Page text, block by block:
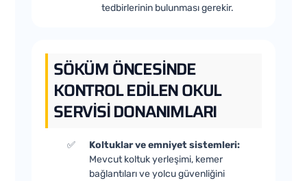
tedbirlerinin bulunması gerekir.
SÖKÜM ÖNCESINDE
KONTROL EDILEN OKUL
SERVISI DONANIMLARI
Koltuklar ve emniyet sistemleri:
Mevcut koltuk yerleşimi, kemer
bağlantıları ve yolcu güvenliğini